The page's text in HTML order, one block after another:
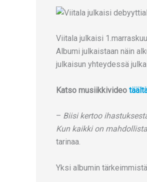
Viitala julkaisi
Albumi julkaistaan näin
julkaisun yhteydessä
Katso musiikkivideo
– Biisi kertoo
Kun kaikki on
tarinaa.
Yksi albumin